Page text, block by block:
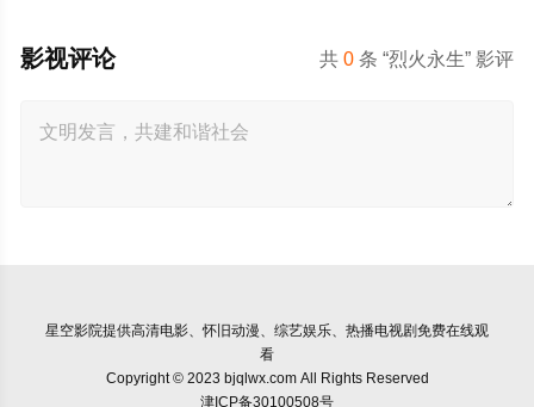
共0 条 “烈火永生” 影评
影视评论
星空影院提供高清电影、怀旧动漫、综艺娱乐、热播电视剧免费在线观
看
Copyright © 2023 bjqlwx.com All Rights Reserved
津ICP备30100508号